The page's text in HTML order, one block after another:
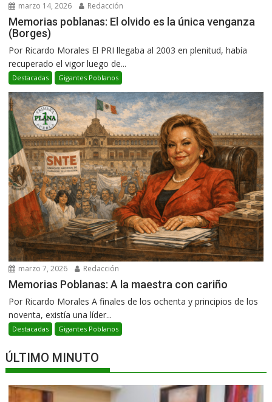
marzo 14, 2026 Redacción
Memorias poblanas: El olvido es la única venganza
(Borges)
Por Ricardo Morales El PRI llegaba al 2003 en plenitud, había
recuperado el vigor luego de...
Destacadas Gigantes Poblanos
marzo 7, 2026 Redacción
Memorias Poblanas: A la maestra con cariño
Por Ricardo Morales A finales de los ochenta y principios de los
noventa, existía una líder...
Destacadas Gigantes Poblanos
ÚLTIMO MINUTO